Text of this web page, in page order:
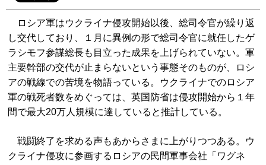
ロシア軍はウクライナ侵攻開始以後、総司令官が繰り返
し交代しており、１月に異例の形で総司令官に就任したゲ
ラシモフ参謀総長も目立った成果を上げられていない。軍
主要幹部の交代が止まらないという事態そのものが、ロシ
アの戦線での苦境を物語っている。ウクライナでのロシア
軍の戦死者数をめぐっては、英国防省は侵攻開始から１年
間で最大20万人規模に達していると推計している。
戦闘終了を求める声もあからさまに上がりつつある。ウ
クライナ侵攻に参画するロシアの民間軍事会社「ワグネ